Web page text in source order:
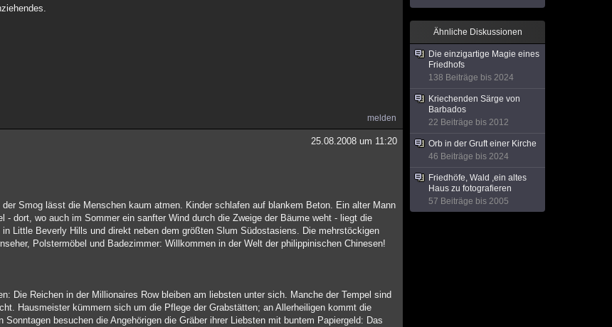
melden
25.08.2008 um 11:20
Smog lässt die Menschen kaum atmen. Kinder schlafen auf blankem Beton. Ein alter Mann
- dort, wo auch im Sommer ein sanfter Wind durch die Zweige der Bäume weht - liegt die
Little Beverly Hills und direkt neben dem größten Slum Südostasiens. Die mehrstöckigen
Polstermöbel und Badezimmer: Willkommen in der Welt der philippinischen Chinesen!
Die Reichen in der Millionaires Row bleiben am liebsten unter sich. Manche der Tempel sind
Hausmeister kümmern sich um die Pflege der Grabstätten; an Allerheiligen kommt die
besuchen die Angehörigen die Gräber ihrer Liebsten mit buntem Papiergeld: Das
Ähnliche Diskussionen
Die einzigartige Magie eines
Friedhofs
138 Beiträge bis 2024
Kriechenden Särge von
Barbados
22 Beiträge bis 2012
Orb in der Gruft einer Kirche
46 Beiträge bis 2024
Friedhöfe, Wald ,ein altes
Haus zu fotografieren
57 Beiträge bis 2005